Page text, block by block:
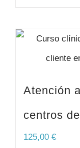
Atención
centros
125,00 €